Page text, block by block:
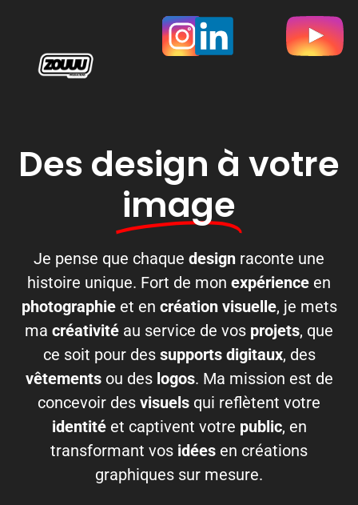
Des design à votre
image
Je pense que chaque design raconte une
histoire unique. Fort de mon expérience en
photographieet en création visuelle, je mets
ma créativité au service de vos projets, que
ce soit pour des supports digitaux, des
vêtementsou des logos. Ma mission est de
concevoir des visuels qui reflètent votre
identitéet captivent votre public, en
transformant vos idées en créations
graphiques sur mesure.